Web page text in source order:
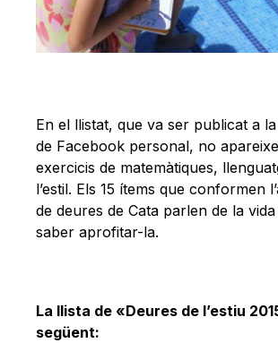
En el llistat, que va ser publicat a
de Facebook personal, no
exercicis de matemàtiques,
l’estil. Els 15 ítems que conformen
de deures de Cata parlen de la
saber aprofitar-la.
La llista de «Deures de l’estiu
següent: